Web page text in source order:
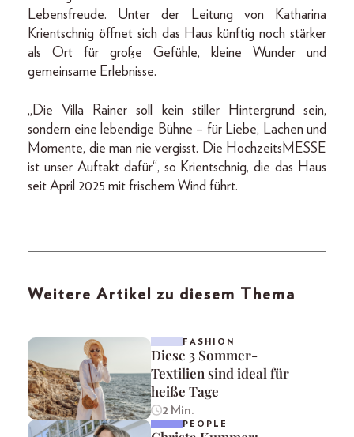
Lebensfreude. Unter der Leitung von Katharina
Krientschnig öffnet sich das Haus künftig noch stärker
als Ort für große Gefühle, kleine Wunder und
gemeinsame Erlebnisse.
„Die Villa Rainer soll kein stiller Hintergrund sein,
sondern eine lebendige Bühne – für Liebe, Lachen und
Momente, die man nie vergisst. Die HochzeitsMESSE
ist unser Auftakt dafür“, so Krientschnig, die das Haus
seit April 2025 mit frischem Wind führt.
Weitere Artikel zu diesem Thema
FASHION
Diese 3 Sommer-
Textilien sind ideal für
heiße Tage
2 Min.
PEOPLE